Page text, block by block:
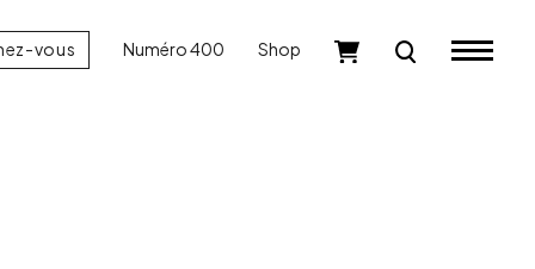
vous Numéro 400 Shop